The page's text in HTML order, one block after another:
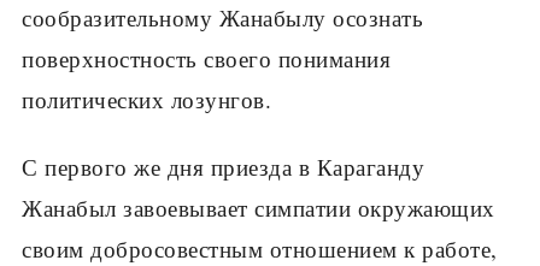
сообразительному Жанабылу осознать
поверхностность своего понимания
политических лозунгов.
С первого же дня приезда в Караганду
Жанабыл завоевывает симпатии окружающих
своим добросовестным отношением к работе,